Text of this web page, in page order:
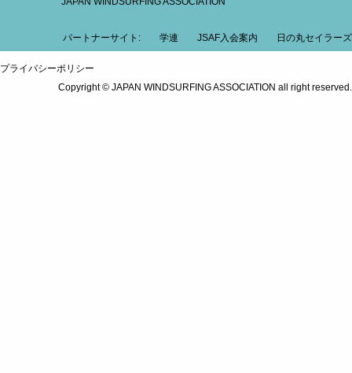
パートナーサイト: 学連 JSAF入会案内 日の丸セイラーズ
プライバシーポリシー
Copyright © JAPAN WINDSURFING ASSOCIATION all right reserved.